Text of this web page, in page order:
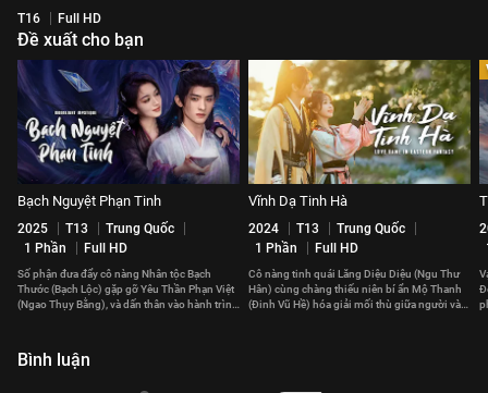
T16 Full HD
Đề xuất cho bạn
Bạch Nguyệt Phạn Tinh
2025 T13
Trung Quốc
1 Phần
Full HD
Số phận đưa đẩy cô nàng Nhân tộc Bạch
Thước (Bạch Lộc) gặp gỡ Yêu Thần Phạn Việt
(Ngao Thụy Bằng), và dấn thân vào hành trình
Vĩnh Dạ Tinh Hà
2024 T13
Trung Quốc
1 Phần
Full HD
Cô nàng tinh quái Lăng Diệu Diệu (Ngu Thư
Hân) cùng chàng thiếu niên bí ẩn Mộ Thanh
(Đinh Vũ Hề) hóa giải mối thù giữa người và
Bình luận